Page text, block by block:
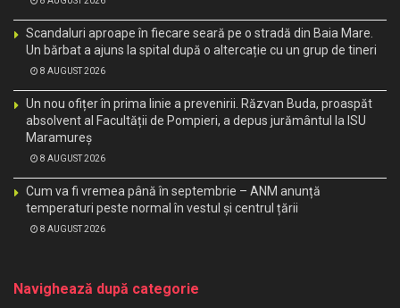
Scandaluri aproape în fiecare seară pe o stradă din Baia Mare.
Un bărbat a ajuns la spital după o altercație cu un grup de tineri
8 AUGUST 2026
Un nou ofițer în prima linie a prevenirii. Răzvan Buda, proaspăt
absolvent al Facultății de Pompieri, a depus jurământul la ISU
Maramureș
8 AUGUST 2026
Cum va fi vremea până în septembrie – ANM anunță
temperaturi peste normal în vestul și centrul țării
8 AUGUST 2026
Navighează după categorie